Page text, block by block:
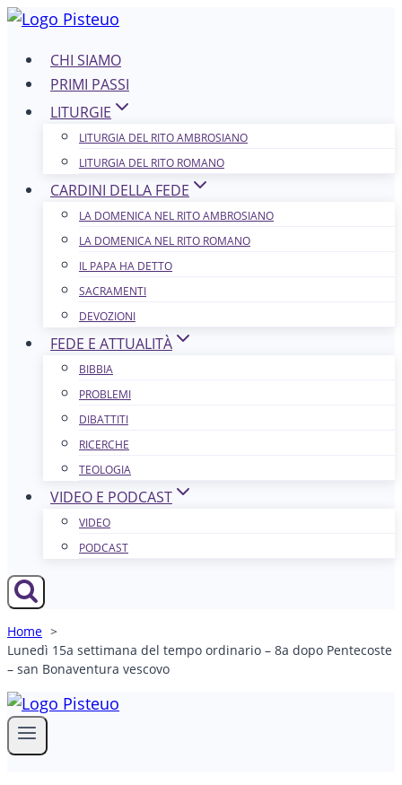
Salta
contenutoCHI SIAMO
PRIMI PASSI
LITURGIE
LITURGIA DEL RITO AMBROSIANO
LITURGIA DEL RITO ROMANO
CARDINI DELLA FEDE
LA DOMENICA NEL R​​​​​​ITO AMBROSIANO
LA DOMENICA NEL RITO ROMANO
IL PAPA HA DETTO
SACRAMENTI
DEVOZIONI
FEDE E ATTUALITÀ
BIBBIA
PROBLEMI
DIBATTITI
RICERCHE
TEOLOGIA
VIDEO E PODCAST
VIDEO
PODCAST
Home
Lunedì 15a settimana del tempo ordinario – 8a dopo Pentecoste
– san Bonaventura vescovo